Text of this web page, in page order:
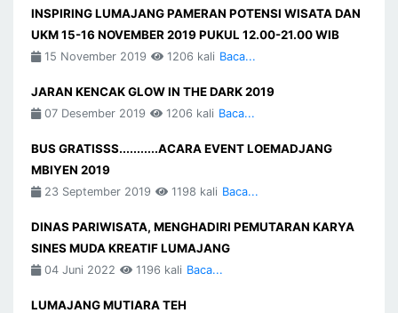
INSPIRING LUMAJANG PAMERAN POTENSI WISATA DAN
UKM 15-16 NOVEMBER 2019 PUKUL 12.00-21.00 WIB
15 November 2019 1206 kali Baca...
JARAN KENCAK GLOW IN THE DARK 2019
07 Desember 2019 1206 kali Baca...
BUS GRATISSS...........ACARA EVENT LOEMADJANG
MBIYEN 2019
23 September 2019 1198 kali Baca...
DINAS PARIWISATA, MENGHADIRI PEMUTARAN KARYA
SINES MUDA KREATIF LUMAJANG
04 Juni 2022 1196 kali Baca...
LUMAJANG MUTIARA TEH